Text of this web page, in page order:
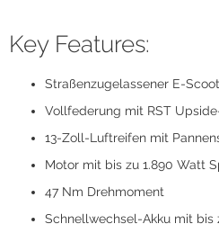
Key Features:
Straßenzugelassener E-
Vollfederung mit RST
13-Zoll-Luftreifen mit
Motor mit bis zu 1.890 Watt
47 Nm Drehmoment
Schnellwechsel-Akku mit bis